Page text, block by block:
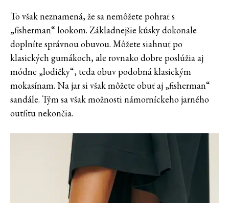
To však neznamená, že sa nemôžete pohrať s
„fisherman“ lookom. Základnejšie kúsky dokonale
doplníte správnou obuvou. Môžete siahnuť po
klasických gumákoch, ale rovnako dobre poslúžia aj
módne „lodičky“, teda obuv podobná klasickým
mokasínam. Na jar si však môžete obuť aj „fisherman“
sandále. Tým sa však možnosti námorníckeho jarného
outfitu nekončia.